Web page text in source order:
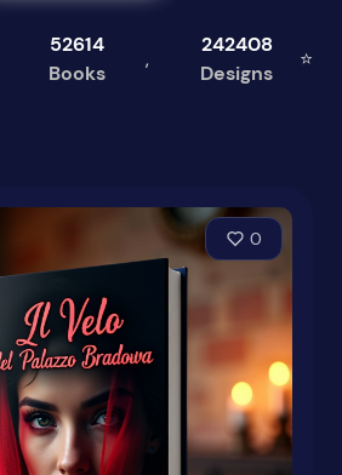
52614
Books
,
242408
Designs
⭐
0